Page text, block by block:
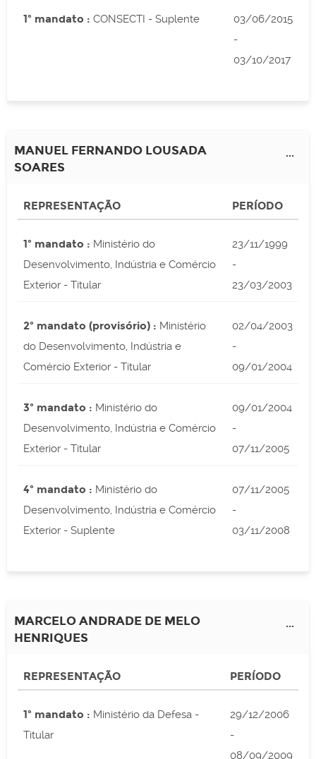
1º mandato : CONSECTI - Suplente
03/06/2015
-
03/10/2017
MANUEL FERNANDO LOUSADA
SOARES
...
REPRESENTAÇÃO PERÍODO
1º mandato : Ministério do
Desenvolvimento, Indústria e Comércio
Exterior - Titular
23/11/1999
-
23/03/2003
2º mandato (provisório) : Ministério
do Desenvolvimento, Indústria e
Comércio Exterior - Titular
02/04/2003
-
09/01/2004
3º mandato : Ministério do
Desenvolvimento, Indústria e Comércio
Exterior - Titular
09/01/2004
-
07/11/2005
4º mandato : Ministério do
Desenvolvimento, Indústria e Comércio
Exterior - Suplente
07/11/2005
-
03/11/2008
MARCELO ANDRADE DE MELO
HENRIQUES
...
REPRESENTAÇÃO PERÍODO
1º mandato : Ministério da Defesa -
Titular
29/12/2006
-
08/09/2009